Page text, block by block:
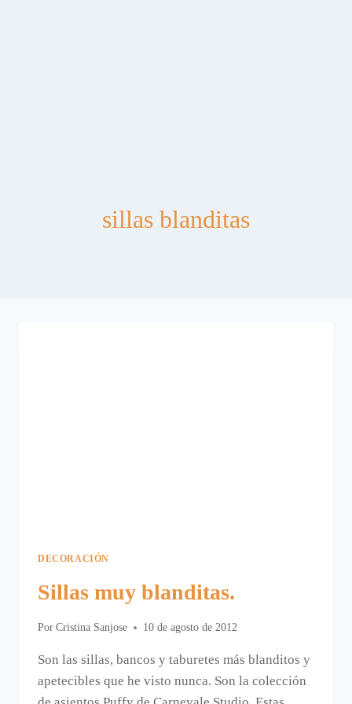
sillas blanditas
DECORACIÓN
Sillas muy blanditas.
Por Cristina Sanjose 10 de agosto de 2012
Son las sillas, bancos y taburetes más blanditos y
apetecibles que he visto nunca. Son la colección